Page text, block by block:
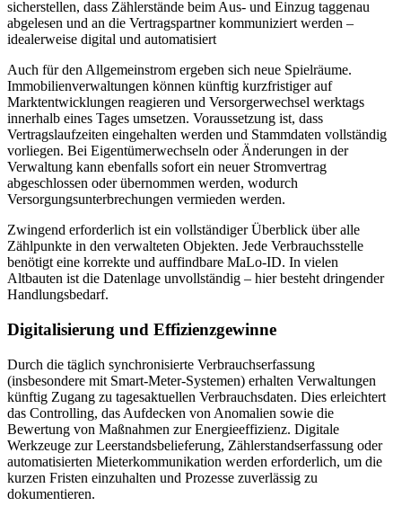
sicherstellen, dass Zählerstände beim Aus- und Einzug taggenau
abgelesen und an die Vertragspartner kommuniziert werden –
idealerweise digital und automatisiert
Auch für den Allgemeinstrom ergeben sich neue Spielräume.
Immobilienverwaltungen können künftig kurzfristiger auf
Marktentwicklungen reagieren und Versorgerwechsel werktags
innerhalb eines Tages umsetzen. Voraussetzung ist, dass
Vertragslaufzeiten eingehalten werden und Stammdaten vollständig
vorliegen. Bei Eigentümerwechseln oder Änderungen in der
Verwaltung kann ebenfalls sofort ein neuer Stromvertrag
abgeschlossen oder übernommen werden, wodurch
Versorgungsunterbrechungen vermieden werden.
Zwingend erforderlich ist ein vollständiger Überblick über alle
Zählpunkte in den verwalteten Objekten. Jede Verbrauchsstelle
benötigt eine korrekte und auffindbare MaLo-ID. In vielen
Altbauten ist die Datenlage unvollständig – hier besteht dringender
Handlungsbedarf.
Digitalisierung und Effizienzgewinne
Durch die täglich synchronisierte Verbrauchserfassung
(insbesondere mit Smart-Meter-Systemen) erhalten Verwaltungen
künftig Zugang zu tagesaktuellen Verbrauchsdaten. Dies erleichtert
das Controlling, das Aufdecken von Anomalien sowie die
Bewertung von Maßnahmen zur Energieeffizienz. Digitale
Werkzeuge zur Leerstandsbelieferung, Zählerstandserfassung oder
automatisierten Mieterkommunikation werden erforderlich, um die
kurzen Fristen einzuhalten und Prozesse zuverlässig zu
dokumentieren.